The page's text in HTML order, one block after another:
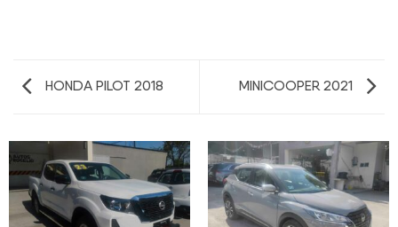
HONDA PILOT 2018 MINICOOPER 2021